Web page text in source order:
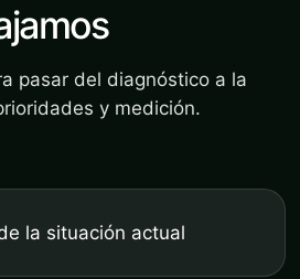
pasar del diagnóstico a la
y medición.
la situación actual